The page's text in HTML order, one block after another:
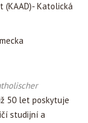
(KAAD)- Katolická
50 let poskytuje
studijní a